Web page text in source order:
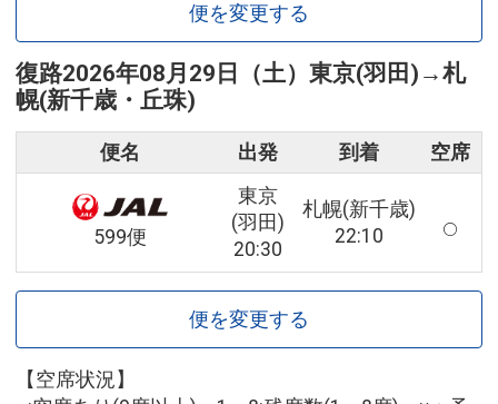
便を変更する
復路2026年08月29日（土） 東京(羽田) →札
幌(新千歳・丘珠)
便名 出発 到着 空席
599便
東京
(羽田)
20:30
札幌(新千歳)
22:10
便を変更する
【空席状況】